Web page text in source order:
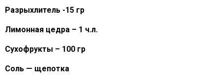
Разрыхлитель -15 гр
Лимонная цедра – 1 ч.л.
Сухофрукты – 100 гр
Соль — щепотка